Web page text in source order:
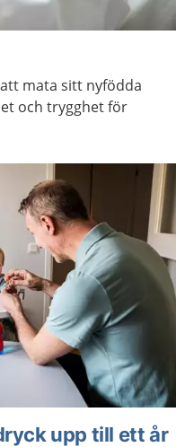
mata sitt nyfödda
och trygghet för
upp till ett år